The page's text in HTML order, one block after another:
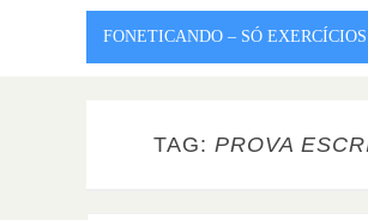
FONETICANDO – SÓ EXERCÍCIOS
TAG: PROVA